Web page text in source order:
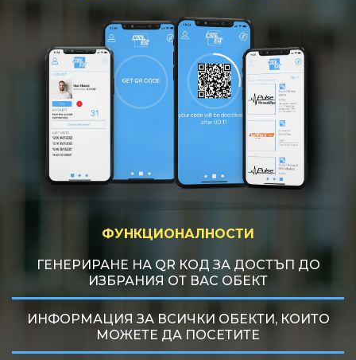
ФУНКЦИОНАЛНОСТИ
ГЕНЕРИРАНЕ НА QR КОД ЗА ДОСТЪП ДО
ИЗБРАНИЯ ОТ ВАС ОБЕКТ
ИНФОРМАЦИЯ ЗА ВСИЧКИ ОБЕКТИ, КОИТО
МОЖЕТЕ ДА ПОСЕТИТЕ